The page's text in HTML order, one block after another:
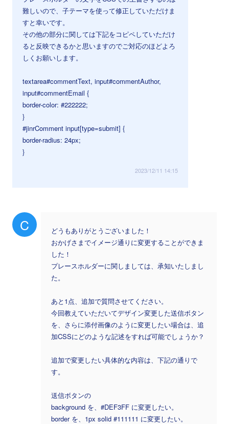
難しいので、子テーマを使って修正していただけま
すと幸いです。
その他の部分に関しては下記をコピペしていただけ
ると反映できるかと思いますのでご対応のほどよろ
しくお願いします。
textarea#commentText, input#commentAuthor,
input#commentEmail {
border-color: #222222;
}
#jinrComment input[type=submit] {
border-radius: 24px;
}
2023/12/11 14:15
C
どうもありがとうございました！
おかげさまでイメージ通りに変更することができま
した！
プレースホルダーに関しましては、承知いたしまし
た。
あと1点、追加で質問させてください。
今回教えていただいてデザイン変更した送信ボタン
を、さらに添付画像のように変更したい場合は、追
加CSSにどのような記述をすれば可能でしょうか？
追加で変更したい具体的な内容は、下記の通りで
す。
送信ボタンの
background を、#DEF3FF に変更したい。
border を、1px solid #111111 に変更したい。